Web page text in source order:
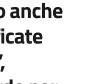
anche